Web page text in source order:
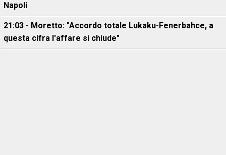
Napoli
21:03 - Moretto: "Accordo totale Lukaku-Fenerbahce, a
questa cifra l'affare si chiude"